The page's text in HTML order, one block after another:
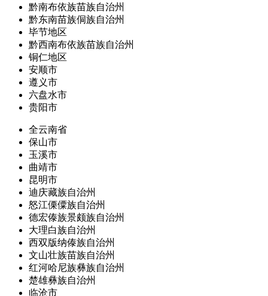
黔南布依族苗族自治州
黔东南苗族侗族自治州
毕节地区
黔西南布依族苗族自治州
铜仁地区
安顺市
遵义市
六盘水市
贵阳市
全云南省
保山市
玉溪市
曲靖市
昆明市
迪庆藏族自治州
怒江傈僳族自治州
德宏傣族景颇族自治州
大理白族自治州
西双版纳傣族自治州
文山壮族苗族自治州
红河哈尼族彝族自治州
楚雄彝族自治州
临沧市